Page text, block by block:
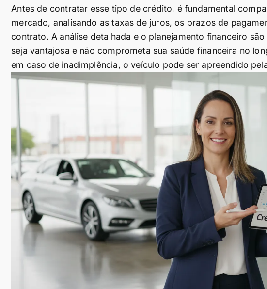
Antes de contratar esse tipo de crédito, é fundamental
mercado, analisando as taxas de juros, os prazos de
contrato. A análise detalhada e o planejamento financeiro
seja vantajosa e não comprometa sua saúde financeira no
em caso de inadimplência, o veículo pode ser apreendido